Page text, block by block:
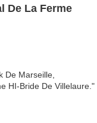
De La Ferme